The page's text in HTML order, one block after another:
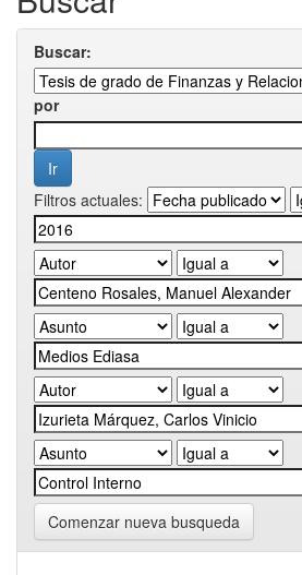
Buscar:
por
Filtros actuales:
Comenzar nueva busqueda